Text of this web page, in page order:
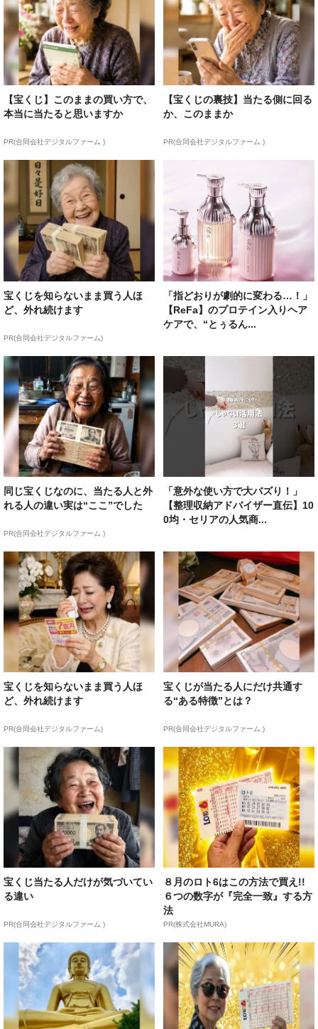
【宝くじ】このままの買い方で、
本当に当たると思いますか
PR(合同会社デジタルファーム )
【宝くじの裏技】当たる側に回る
か、このままか
PR(合同会社デジタルファーム )
宝くじを知らないまま買う人ほ
ど、外れ続けます
PR(合同会社デジタルファーム)
「指どおりが劇的に変わる…！」
【ReFa】のプロテイン入りヘア
ケアで、“とぅるん...
同じ宝くじなのに、当たる人と外
れる人の違い実は“ここ”でした
PR(合同会社デジタルファーム )
「意外な使い方で大バズり！」
【整理収納アドバイザー直伝】10
0均・セリアの人気商...
宝くじを知らないまま買う人ほ
ど、外れ続けます
PR(合同会社デジタルファーム)
宝くじが当たる人にだけ共通す
る“ある特徴”とは？
PR(合同会社デジタルファーム )
宝くじ当たる人だけが気づいてい
る違い
PR(合同会社デジタルファーム )
８月のロト6はこの方法で買え!!
６つの数字が『完全一致』する方
法
PR(株式会社MURA)